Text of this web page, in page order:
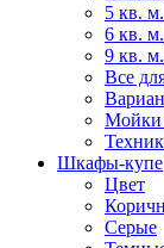
5 кв. м.
6 кв. м.
9 кв. м.
Все
Мойки
Шкафы-купе
Цвет
Серые